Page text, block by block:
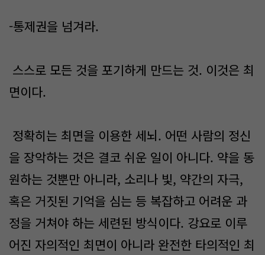
-통제권을 넘겨라.
스스로 모든 것을 포기하게 만드는 것. 이것은 최
면이다.
정확히는 최면을 이용한 세뇌. 어떤 사람의 정신
을 장악하는 것은 결코 쉬운 일이 아니다. 약을 동
원하는 것뿐만 아니라, 소리나 빛, 약간의 자극,
혹은 거짓된 기억을 심는 등 복잡하고 어려운 과
정을 거쳐야 하는 세련된 방식이다. 강요로 이루
어진 자의적인 최면이 아니라 완전한 타의적인 최